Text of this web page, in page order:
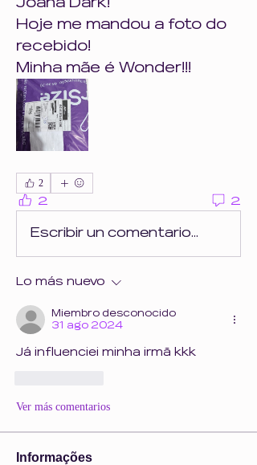
Hoje me mandou a foto do
recebido!
Minha mãe é Wonder!!!
2
2 2
Escribir un comentario...
Lo más nuevo
Miembro desconocido
31 ago 2024
Já influenciei minha irmã kkk
Ver más comentarios
Informações